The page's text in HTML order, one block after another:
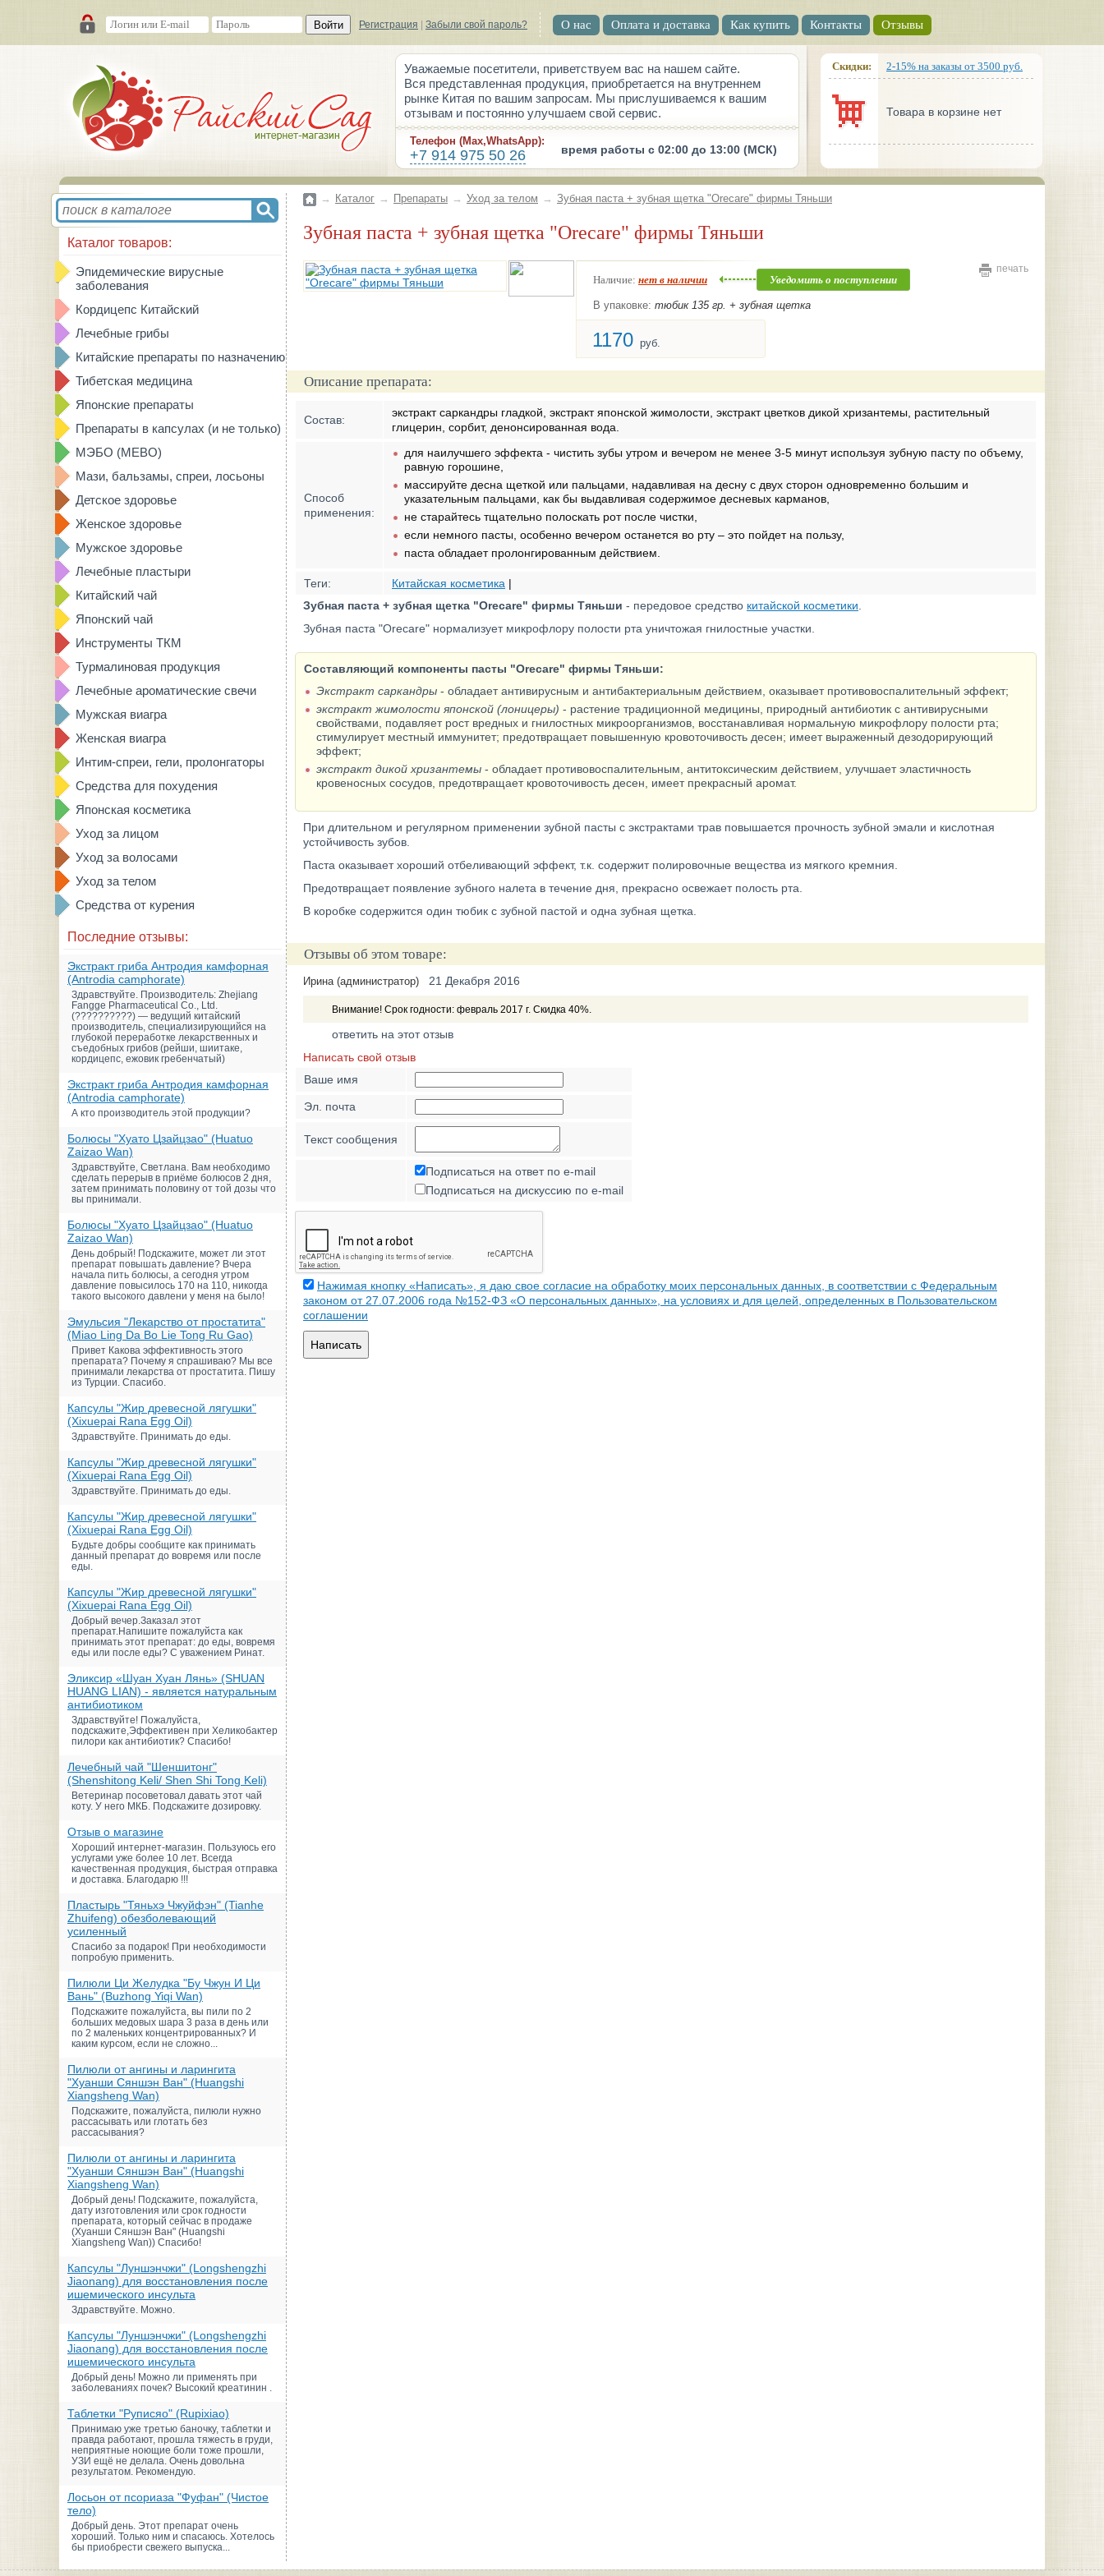
Войти Регистрация Забыли свой пароль? О нас Оплата и доставка Как купить Контакты Отзывы
Уважаемые посетители, приветствуем вас на нашем сайте.
Вся представленная продукция, приобретается на внутреннем
рынке Китая по вашим запросам. Мы прислушиваемся к вашим
отзывам и постоянно улучшаем свой сервис.
Телефон (Max,WhatsApp):
+7 914 975 50 26 время работы с 02:00 до 13:00 (МСК)
Скидки: 2-15% на заказы от 3500 руб.
Товара в корзине нет
Каталог товаров:
Эпидемические вирусные
заболевания
Кордицепс Китайский
Лечебные грибы
Китайские препараты по назначению
Тибетская медицина
Японские препараты
Препараты в капсулах (и не только)
МЭБО (MEBO)
Мази, бальзамы, спреи, лосьоны
Детское здоровье
Женское здоровье
Мужское здоровье
Лечебные пластыри
Китайский чай
Японский чай
Инструменты ТКМ
Турмалиновая продукция
Лечебные ароматические свечи
Мужская виагра
Женская виагра
Интим-спреи, гели, пролонгаторы
Средства для похудения
Японская косметика
Уход за лицом
Уход за волосами
Уход за телом
Средства от курения
Последние отзывы:
Экстракт гриба Антродия камфорная
(Antrodia camphorate)
Здравствуйте. Производитель: Zhejiang
Fangge Pharmaceutical Co., Ltd.
(??????????) — ведущий китайский
производитель, специализирующийся на
глубокой переработке лекарственных и
съедобных грибов (рейши, шиитаке,
кордицепс, ежовик гребенчатый)
Экстракт гриба Антродия камфорная
(Antrodia camphorate)
А кто производитель этой продукции?
Болюсы "Хуато Цзайцзао" (Huatuo
Zaizao Wan)
Здравствуйте, Светлана. Вам необходимо
сделать перерыв в приёме болюсов 2 дня,
затем принимать половину от той дозы что
вы принимали.
Болюсы "Хуато Цзайцзао" (Huatuo
Zaizao Wan)
День добрый! Подскажите, может ли этот
препарат повышать давление? Вчера
начала пить болюсы, а сегодня утром
давление повысилось 170 на 110, никогда
такого высокого давлени у меня на было!
Эмульсия "Лекарство от простатита"
(Miao Ling Da Bo Lie Tong Ru Gao)
Привет Какова эффективность этого
препарата? Почему я спрашиваю? Мы все
принимали лекарства от простатита. Пишу
из Турции. Спасибо.
Капсулы "Жир древесной лягушки"
(Xixuepai Rana Egg Oil)
Здравствуйте. Принимать до еды.
Капсулы "Жир древесной лягушки"
(Xixuepai Rana Egg Oil)
Здравствуйте. Принимать до еды.
Капсулы "Жир древесной лягушки"
(Xixuepai Rana Egg Oil)
Будьте добры сообщите как принимать
данный препарат до вовремя или после
еды.
Капсулы "Жир древесной лягушки"
(Xixuepai Rana Egg Oil)
Добрый вечер.Заказал этот
препарат.Напишите пожалуйста как
принимать этот препарат: до еды, вовремя
еды или после еды? С уважением Ринат.
Эликсир «Шуан Хуан Лянь» (SHUAN
HUANG LIAN) - является натуральным
антибиотиком
Здравствуйте! Пожалуйста,
подскажите,Эффективен при Хеликобактер
пилори как антибиотик? Спасибо!
Лечебный чай "Шеншитонг"
(Shenshitong Keli/ Shen Shi Tong Keli)
Ветеринар посоветовал давать этот чай
коту. У него МКБ. Подскажите дозировку.
Отзыв о магазине
Хороший интернет-магазин. Пользуюсь его
услугами уже более 10 лет. Всегда
качественная продукция, быстрая отправка
и доставка. Благодарю !!!
Пластырь "Тяньхэ Чжуйфэн" (Tianhe
Zhuifeng) обезболевающий
усиленный
Спасибо за подарок! При необходимости
попробую применить.
Пилюли Ци Желудка "Бу Чжун И Ци
Вань" (Buzhong Yiqi Wan)
Подскажите пожалуйста, вы пили по 2
больших медовых шара 3 раза в день или
по 2 маленьких концентрированных? И
каким курсом, если не сложно...
Пилюли от ангины и ларингита
"Хуанши Сяншэн Ван" (Huangshi
Xiangsheng Wan)
Подскажите, пожалуйста, пилюли нужно
рассасывать или глотать без
рассасывания?
Пилюли от ангины и ларингита
"Хуанши Сяншэн Ван" (Huangshi
Xiangsheng Wan)
Добрый день! Подскажите, пожалуйста,
дату изготовления или срок годности
препарата, который сейчас в продаже
(Хуанши Сяншэн Ван" (Huangshi
Xiangsheng Wan)) Спасибо!
Капсулы "Луншэнчжи" (Longshengzhi
Jiaonang) для восстановления после
ишемического инсульта
Здравствуйте. Можно.
Капсулы "Луншэнчжи" (Longshengzhi
Jiaonang) для восстановления после
ишемического инсульта
Добрый день! Можно ли применять при
заболеваниях почек? Высокий креатинин .
Таблетки "Руписяо" (Rupixiao)
Принимаю уже третью баночку, таблетки и
правда работают, прошла тяжесть в груди,
неприятные ноющие боли тоже прошли,
УЗИ ещё не делала. Очень довольна
результатом. Рекомендую.
Лосьон от псориаза "Фуфан" (Чистое
тело)
Добрый день. Этот препарат очень
хороший. Только ним и спасаюсь. Хотелось
бы приобрести свежего выпуска...
→ Каталог → Препараты → Уход за телом → Зубная паста + зубная щетка "Orecare" фирмы Тяньши
Зубная паста + зубная щетка "Orecare" фирмы Тяньши
печать
Наличие: нет в наличии Уведомить о поступлении
В упаковке: тюбик 135 гр. + зубная щетка
1170 руб.
Описание препарата:
Состав:
экстракт саркандры гладкой, экстракт японской жимолости, экстракт цветков дикой хризантемы, растительный
глицерин, сорбит, денонсированная вода.
Способ
применения:
для наилучшего эффекта - чистить зубы утром и вечером не менее 3-5 минут используя зубную пасту по объему,
равную горошине,
массируйте десна щеткой или пальцами, надавливая на десну с двух сторон одновременно большим и
указательным пальцами, как бы выдавливая содержимое десневых карманов,
не старайтесь тщательно полоскать рот после чистки,
если немного пасты, особенно вечером останется во рту – это пойдет на пользу,
паста обладает пролонгированным действием.
Теги: Китайская косметика |
Зубная паста + зубная щетка "Orecare" фирмы Тяньши - передовое средство китайской косметики
Зубная паста "Orecare" нормализует микрофлору полости рта уничтожая гнилостные участки.
Составляющий компоненты пасты "Orecare" фирмы Тяньши:
Экстракт саркандры - обладает антивирусным и антибактериальным действием, оказывает противовоспалительный эффект;
экстракт жимолости японской (лоницеры) - растение традиционной медицины, природный антибиотик с антивирусными
свойствами, подавляет рост вредных и гнилостных микроорганизмов, восстанавливая нормальную микрофлору полости рта;
стимулирует местный иммунитет; предотвращает повышенную кровоточивость десен; имеет выраженный дезодорирующий
эффект;
экстракт дикой хризантемы - обладает противовоспалительным, антитоксическим действием, улучшает эластичность
кровеносных сосудов, предотвращает кровоточивость десен, имеет прекрасный аромат.
При длительном и регулярном применении зубной пасты с экстрактами трав повышается прочность зубной эмали и кислотная
устойчивость зубов.
Паста оказывает хороший отбеливающий эффект, т.к. содержит полировочные вещества из мягкого кремния.
Предотвращает появление зубного налета в течение дня, прекрасно освежает полость рта.
В коробке содержится один тюбик с зубной пастой и одна зубная щетка.
Отзывы об этом товаре:
Ирина (администратор) 21 Декабря 2016
Внимание! Срок годности: февраль 2017 г. Скидка 40%.
ответить на этот отзыв
Написать свой отзыв
Ваше имя
Эл. почта
Текст сообщения
Подписаться на ответ по e-mail
Подписаться на дискуссию по e-mail
Нажимая кнопку «Написать», я даю свое согласие на обработку моих персональных данных, в соответствии с Федеральным
законом от 27.07.2006 года №152-ФЗ «О персональных данных», на условиях и для целей, определенных в Пользовательском
соглашении
Написать